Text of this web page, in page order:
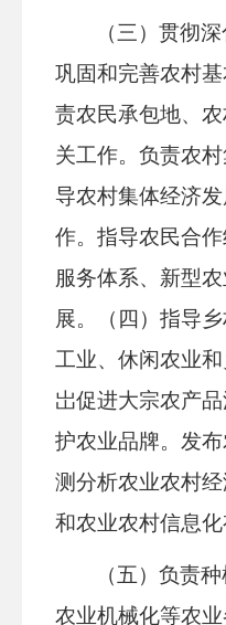
（三）贯彻
巩固和完善农村
责农民承包地、
关工作。负责农
导农村集体经济
作。指导农民合
服务体系、新型
展。（四）指导
工业、休闲农业
岀促进大宗农产
护农业品牌。发
测分析农业农村
和农业农村信息化
（五）负责
农业机械化等农